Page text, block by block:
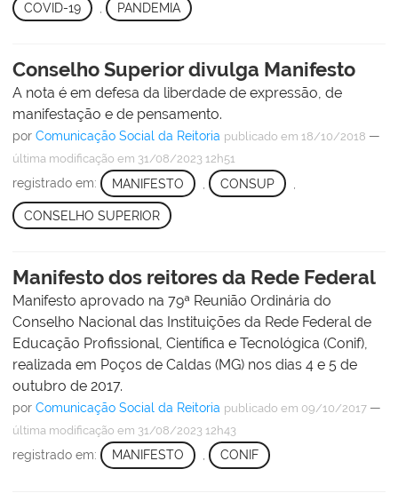
COVID-19 PANDEMIA
Conselho Superior divulga Manifesto
A nota é em defesa da liberdade de expressão, de
manifestação e de pensamento.
por Comunicação Social da Reitoria publicado em 18/10/2018 —
última modificação em 31/08/2023 12h51
registrado em: MANIFESTO CONSUP
CONSELHO SUPERIOR
Manifesto dos reitores da Rede Federal
Manifesto aprovado na 79ª Reunião Ordinária do
Conselho Nacional das Instituições da Rede Federal de
Educação Profissional, Científica e Tecnológica (Conif),
realizada em Poços de Caldas (MG) nos dias 4 e 5 de
outubro de 2017.
por Comunicação Social da Reitoria publicado em 09/10/2017 —
última modificação em 31/08/2023 12h43
registrado em: MANIFESTO , CONIF